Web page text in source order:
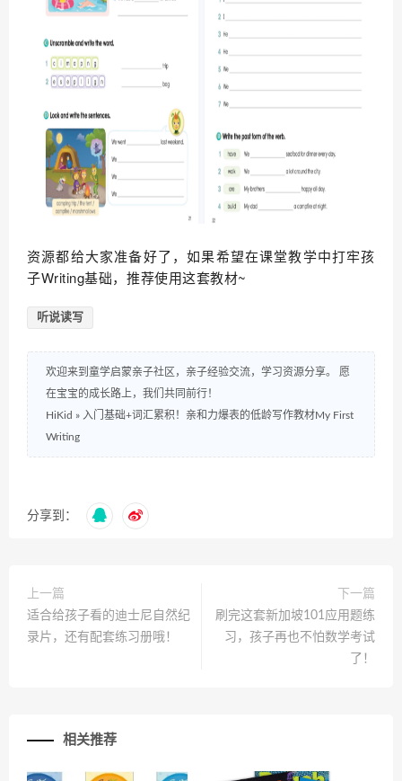
资源都给大家准备好了，如果希望在课堂教学中打牢孩
子Writing基础，推荐使用这套教材~
听说读写
欢迎来到童学启蒙亲子社区，亲子经验交流，学习资源分享。 愿
在宝宝的成长路上，我们共同前行！
HiKid » 入门基础+词汇累积！亲和力爆表的低龄写作教材My First
Writing
分享到：
上一篇
适合给孩子看的迪士尼自然纪
录片，还有配套练习册哦！
下一篇
刷完这套新加坡101应用题练
习，孩子再也不怕数学考试
了！
相关推荐